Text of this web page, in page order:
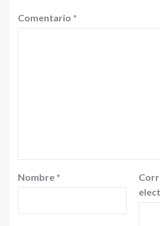
Comentario *
Nombre *